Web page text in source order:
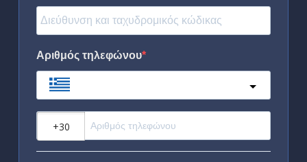
Αριθμός τηλεφώνου